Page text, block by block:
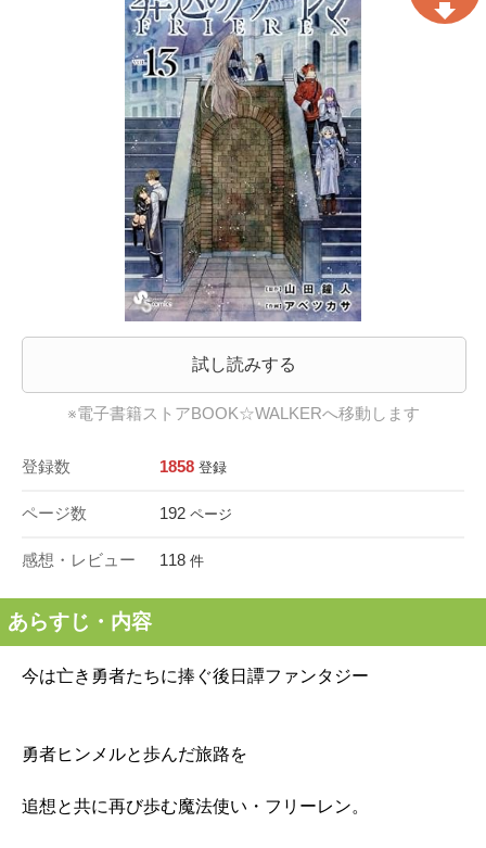
試し読みする
※電子書籍ストアBOOK☆WALKERへ移動します
登録数 1858 登録
ページ数 192 ページ
感想・レビュー 118 件
あらすじ・内容
今は亡き勇者たちに捧ぐ後日譚ファンタジー
勇者ヒンメルと歩んだ旅路を
追想と共に再び歩む魔法使い・フリーレン。